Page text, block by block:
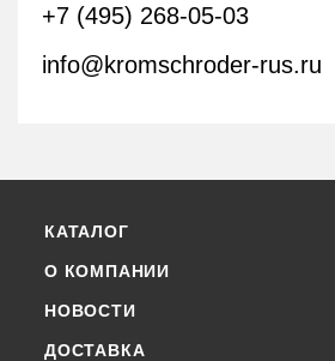
+7 (495) 268-05-03
info@kromschroder-rus.ru
КАТАЛОГ
О КОМПАНИИ
НОВОСТИ
ДОСТАВКА